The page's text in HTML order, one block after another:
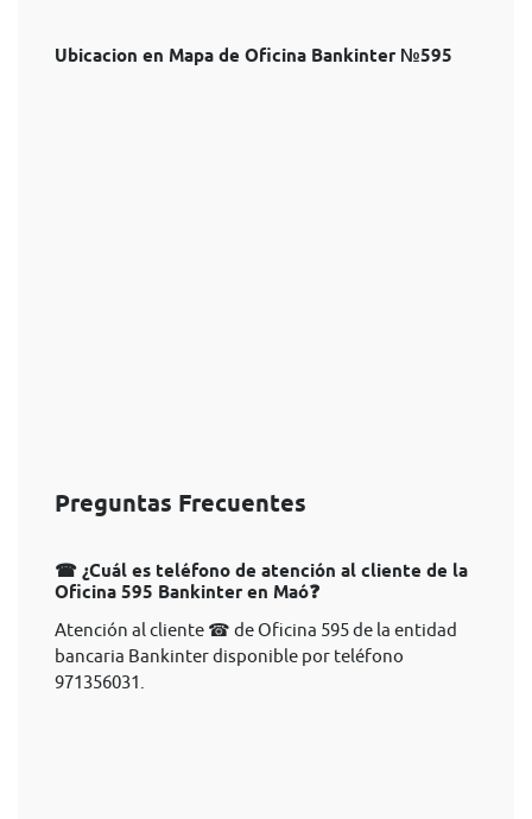
Ubicacion en Mapa de Oficina Bankinter №595
Preguntas Frecuentes
☎ ¿Cuál es teléfono de atención al cliente de la
Oficina 595 Bankinter en Maó❓
Atención al cliente ☎ de Oficina 595 de la entidad
bancaria Bankinter disponible por teléfono
971356031.